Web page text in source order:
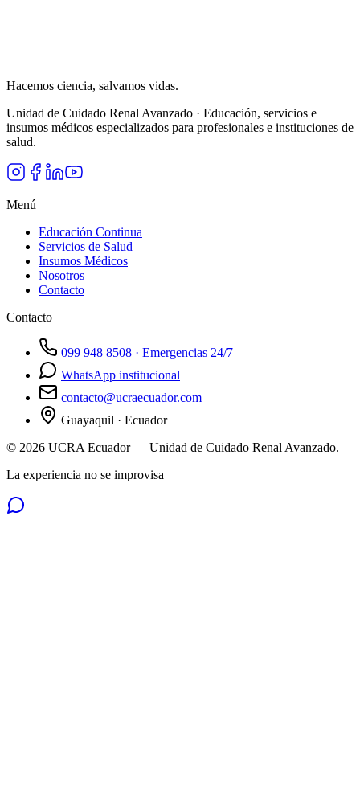
Hacemos ciencia, salvamos vidas.
Unidad de Cuidado Renal Avanzado · Educación, servicios e
insumos médicos especializados para profesionales e instituciones de
salud.
Menú
Educación Continua
Servicios de Salud
Insumos Médicos
Nosotros
Contacto
Contacto
099 948 8508 · Emergencias 24/7
WhatsApp institucional
contacto@ucraecuador.com
Guayaquil · Ecuador
© 2026 UCRA Ecuador — Unidad de Cuidado Renal Avanzado.
La experiencia no se improvisa